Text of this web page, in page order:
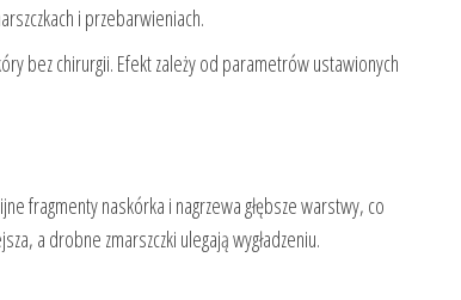
i przebarwieniach.
bez chirurgii. Efekt zależy od parametrów ustawionych
fragmenty naskórka i nagrzewa głębsze warstwy, co
a drobne zmarszczki ulegają wygładzeniu.